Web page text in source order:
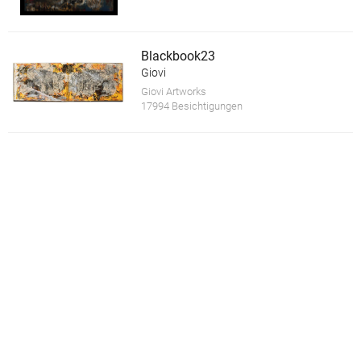
Blackbook23
Giovi
Giovi Artworks
17994 Besichtigungen